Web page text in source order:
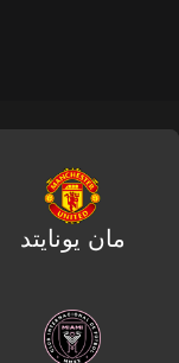
مان يونايتد